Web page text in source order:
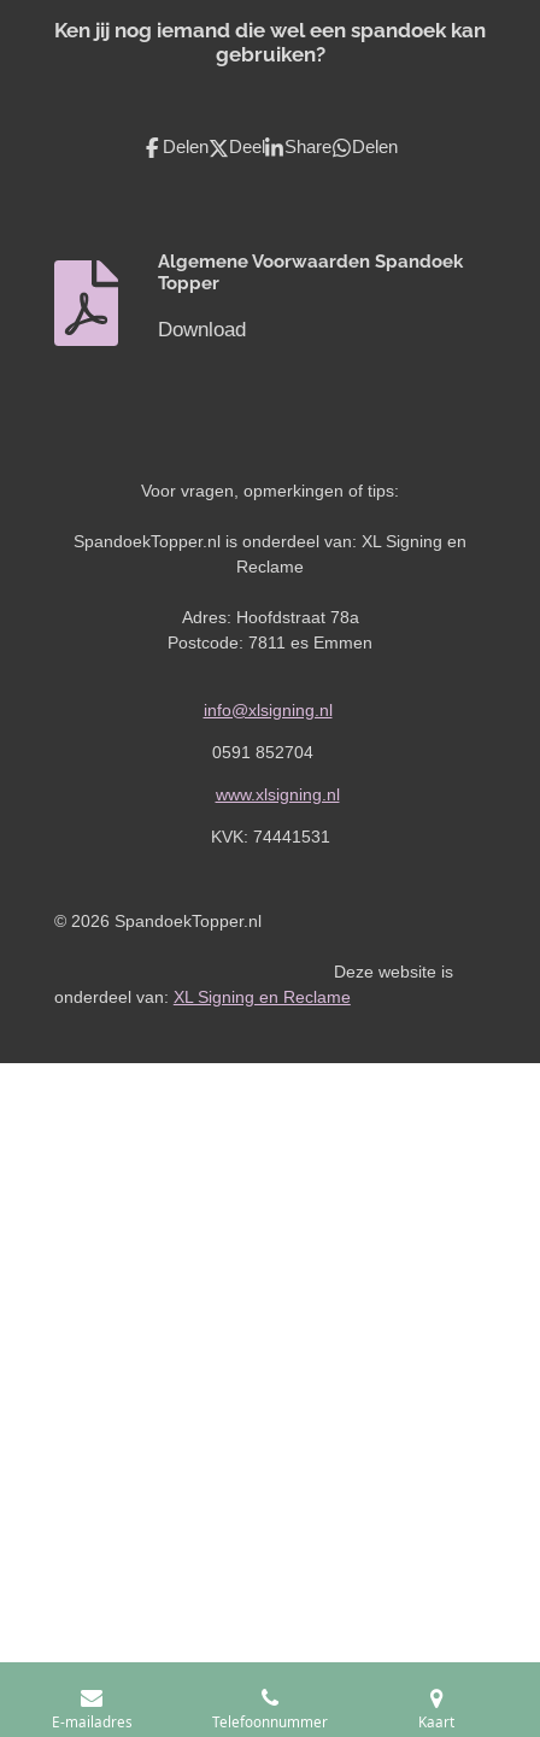
Ken jij nog iemand die wel een spandoek kan
gebruiken?
Delen Deel Share Delen
Algemene Voorwaarden Spandoek
Topper
Download
Voor vragen, opmerkingen of tips:
SpandoekTopper.nl is onderdeel van: XL Signing en
Reclame
Adres: Hoofdstraat 78a
Postcode: 7811 es Emmen
info@xlsigning.nl
0591 852704
www.xlsigning.nl
KVK: 74441531
© 2026 SpandoekTopper.nl
Deze website is
onderdeel van: XL Signing en Reclame
E-mailadres Telefoonnummer Kaart